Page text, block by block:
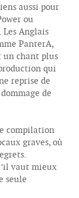
aussi pour
ou
Les Anglais
PanterA,
un chant plus
qui
reprise de
de
compilation
graves, où
vaut mieux
seule